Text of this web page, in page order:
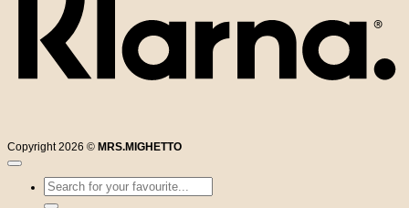
Copyright 2026 © MRS.MIGHETTO
Sök
efter: